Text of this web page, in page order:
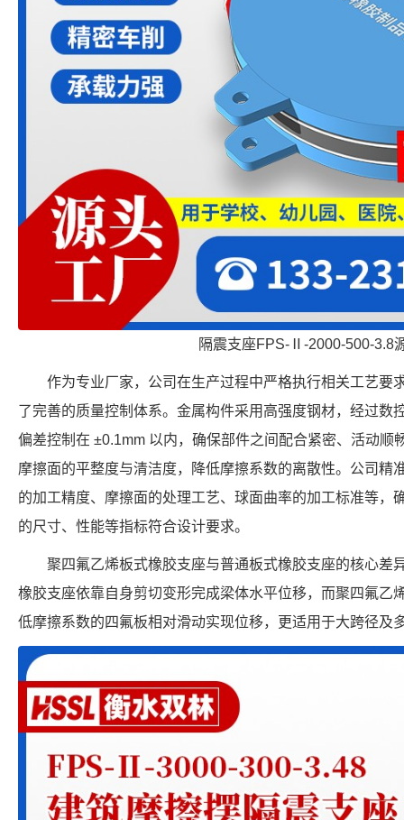
隔震支座FPS-Ⅱ-2000-500-3.8
作为专业厂家，公司在生产过程中严格执行相关工艺要
了完善的质量控制体系。金属构件采用高强度钢材，经过数
偏差控制在 ±0.1mm 以内，确保部件之间配合紧密、活动顺
摩擦面的平整度与清洁度，降低摩擦系数的离散性。公司精
的加工精度、摩擦面的处理工艺、球面曲率的加工标准等，
的尺寸、性能等指标符合设计要求。
聚四氟乙烯板式橡胶支座与普通板式橡胶支座的核心差
橡胶支座依靠自身剪切变形完成梁体水平位移，而聚四氟乙
低摩擦系数的四氟板相对滑动实现位移，更适用于大跨径及